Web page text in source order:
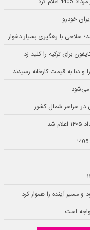
و دنا به قیمت کارخانه رسیدند
می‌شود
در سراسر شمال کشور
است